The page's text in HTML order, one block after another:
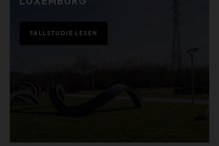
FALLSTUDIE LESEN